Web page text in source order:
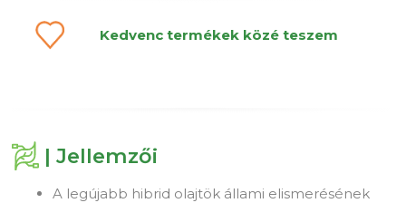
Kedvenc termékek közé teszem
| Jellemzői
A legújabb hibrid olajtök állami elismerésének